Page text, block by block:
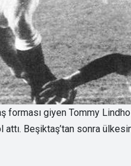
giyen Tommy
Beşiktaş’tan sonra